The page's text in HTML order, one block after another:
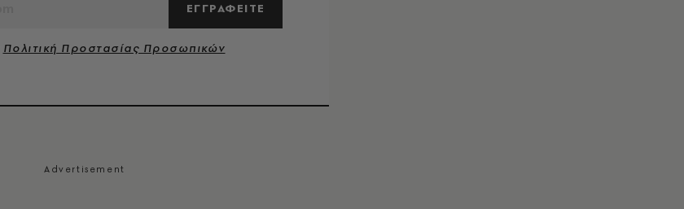
ΕΓΓΡΑΦΕΙΤΕ
Πολιτική Προστασίας Προσωπικών